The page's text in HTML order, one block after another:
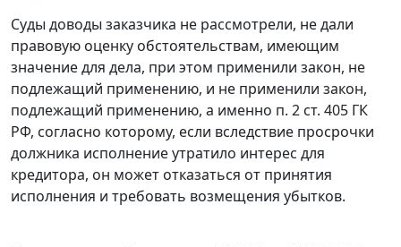
Суды доводы заказчика не рассмотрели, не дали
правовую оценку обстоятельствам, имеющим
значение для дела, при этом применили закон, не
подлежащий применению, и не применили закон,
подлежащий применению, а именно п. 2 ст. 405 ГК
РФ, согласно которому, если вследствие просрочки
должника исполнение утратило интерес для
кредитора, он может отказаться от принятия
исполнения и требовать возмещения убытков.